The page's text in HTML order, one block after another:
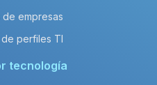
de empresas
perfiles TI
tecnología